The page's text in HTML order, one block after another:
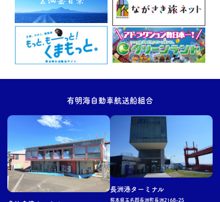
有明海自動車航送船組合
長洲港ターミナル
熊本県玉名郡長洲 町長洲2168-25